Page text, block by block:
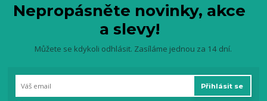
Nepropásněte novinky, akce
a slevy!
Můžete se kdykoli odhlásit. Zasíláme jednou za 14 dní.
Přihlásit se